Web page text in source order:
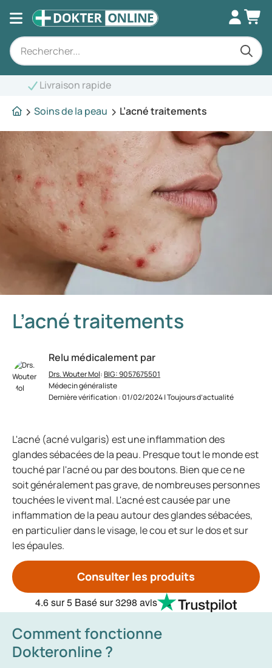
rapide
Soins de la peau
L’acné traitements
L’acné traitements
Relu médicalement par
Drs. Wouter Mol:BIG: 9057675501
Médecin généraliste
Dernière vérification : 01/02/2024 | Toujours d’actualité
L'acné (acné vulgaris) est une inflammation des
glandes sébacées de la peau. Presque tout le monde est
touché par l'acné ou par des boutons. Bien que ce ne
soit généralement pas grave, de nombreuses personnes
touchées le vivent mal. L'acné est causée par une
inflammation de la peau autour des glandes sébacées,
en particulier dans le visage, le cou et sur le dos et sur
les épaules.
Consulter les produits
4.6sur 5 Basé sur3298 avis
Comment fonctionne
Dokteronline ?